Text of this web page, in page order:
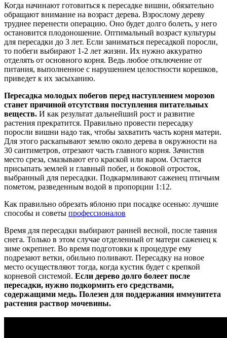
Когда начинают готовиться к пересадке вишни, обязательно
обращают внимание на возраст дерева. Взрослому дереву
труднее перенести операцию. Оно будет долго болеть, у него
остановится плодоношение. Оптимальный возраст культуры
для пересадки до 3 лет. Если заниматься пересадкой поросли,
то побеги выбирают 1-2 лет жизни. Их нужно аккуратно
отделять от основного корня. Ведь любое отключение от
питания, выполненное с нарушением целостности корешков,
приведет к их засыханию.
Пересадка молодых побегов перед наступлением морозов
станет причиной отсутствия поступления питательных
веществ. И как результат дальнейший рост и развитие
растения прекратится. Правильно провести пересадку
поросли вишни надо так, чтобы захватить часть корня матери.
Для этого раскапывают землю около дерева в окружности на
30 сантиметров, отрезают часть главного корня. Зачистив
место среза, смазывают его краской или варом. Остается
присыпать землей и главный побег, и боковой отросток,
выбранный для пересадки. Подкармливают саженец птичьим
пометом, разведенным водой в пропорции 1:12.
Как правильно обрезать яблоню при посадке осенью: лучшие
способы и советы профессионалов
Время для пересадки выбирают ранней весной, после таяния
снега. Только в этом случае отделенный от матери саженец к
зиме окрепнет. Во время подготовки к процедуре ему
подрезают ветки, обильно поливают. Пересадку на новое
место осуществляют тогда, когда кустик будет с крепкой
корневой системой. Если дерево долго болеет после
пересадки, нужно подкормить его средствами,
содержащими медь. Полезен для поддержания иммунитета
растения раствор мочевины.